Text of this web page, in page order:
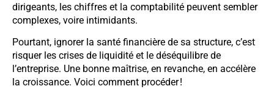
dirigeants, les chiffres et la comptabilité peuvent sembler
complexes, voire intimidants.
Pourtant, ignorer la santé financière de sa structure, c’est
risquer les crises de liquidité et le déséquilibre de
l’entreprise. Une bonne maîtrise, en revanche, en accélère
la croissance. Voici comment procéder !